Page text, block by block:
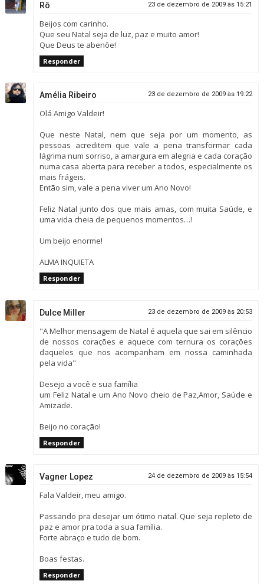
Rô 23 de dezembro de 2009 às 15:21
Beijos com carinho.
Que seu Natal seja de luz, paz e muito amor!
Que Deus te abenõe!
Responder
Amélia Ribeiro 23 de dezembro de 2009 às 19:22
Olá Amigo Valdeir!
Que neste Natal, nem que seja por um momento, as
pessoas acreditem que vale a pena transformar cada
lágrima num sorriso, a amargura em alegria e cada coração
numa casa aberta para receber a todos, especialmente os
mais frágeis.
Então sim, vale a pena viver um Ano Novo!
Feliz Natal junto dos que mais amas, com muita Saúde, e
uma vida cheia de pequenos momentos…!
Um beijo enorme!
ALMA INQUIETA
Responder
Dulce Miller 23 de dezembro de 2009 às 20:53
"A Melhor mensagem de Natal é aquela que sai em silêncio
de nossos corações e aquece com ternura os corações
daqueles que nos acompanham em nossa caminhada
pela vida"
Desejo a você e sua família
um Feliz Natal e um Ano Novo cheio de Paz,Amor, Saúde e
Amizade.
Beijo no coração!
Responder
Vagner Lopez 24 de dezembro de 2009 às 15:54
Fala Valdeir, meu amigo.
Passando pra desejar um ótimo natal. Que seja repleto de
paz e amor pra toda a sua família.
Forte abraço e tudo de bom.
Boas festas.
Responder